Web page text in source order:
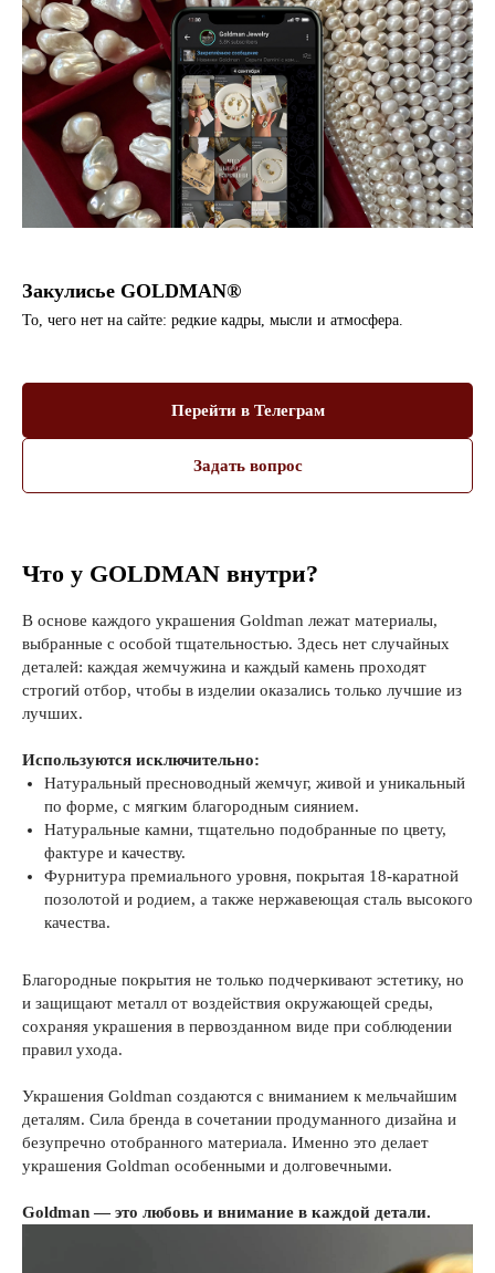
Закулисье GOLDMAN®
То, чего нет на сайте: редкие кадры, мысли и атмосфера.
Перейти в Телеграм
Задать вопрос
Что у GOLDMAN внутри?
В основе каждого украшения Goldman лежат материалы,
выбранные с особой тщательностью. Здесь нет случайных
деталей: каждая жемчужина и каждый камень проходят
строгий отбор, чтобы в изделии оказались только лучшие из
лучших.
Используются исключительно:
Натуральный пресноводный жемчуг, живой и уникальный
по форме, с мягким благородным сиянием.
Натуральные камни, тщательно подобранные по цвету,
фактуре и качеству.
Фурнитура премиального уровня, покрытая 18-каратной
позолотой и родием, а также нержавеющая сталь высокого
качества.
Благородные покрытия не только подчеркивают эстетику, но
и защищают металл от воздействия окружающей среды,
сохраняя украшения в первозданном виде при соблюдении
правил ухода.
Украшения Goldman создаются с вниманием к мельчайшим
деталям. Сила бренда в сочетании продуманного дизайна и
безупречно отобранного материала. Именно это делает
украшения Goldman особенными и долговечными.
Goldman — это любовь и внимание в каждой детали.